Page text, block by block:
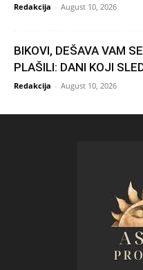
Redakcija - August 10, 2026
BIKOVI, DEŠAVA VAM
PLAŠILI: DANI KOJI
Redakcija - August 10, 2026